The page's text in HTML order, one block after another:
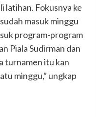
latihan. Fokusnya ke
masuk minggu
program-program
Piala Sudirman dan
turnamen itu kan
minggu,” ungkap